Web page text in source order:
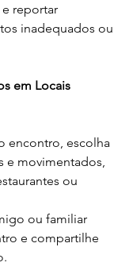
e reportar
inadequados ou
em Locais
encontro, escolha
e movimentados,
ou
ou familiar
e compartilhe